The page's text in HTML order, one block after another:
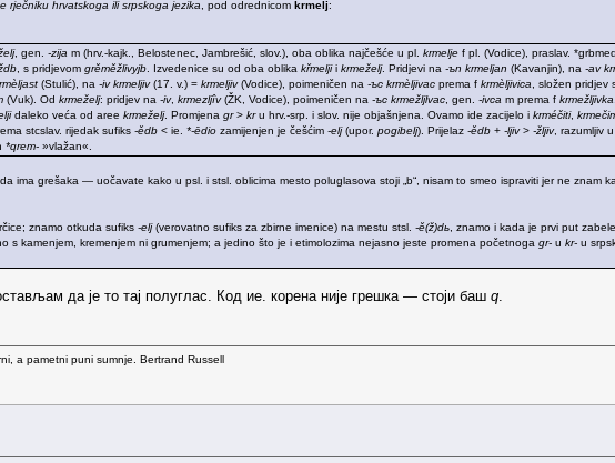
rječniku hrvatskoga ili srpskoga jezika , pod odrednicom krmelj:
, gen. -zija m (hrv.-kajk., Belostenec, Jambrešić, slov.), oba oblika najčešće u pl. krmelje f pl. (Vodice), praslav.
, s pridjevom grěměžlivyjb . Izvedenice su od oba oblika křmeljii krmeželj. Pridjevi na -ъn krmeljan (Kavanjin), na -av
(Stulić), na -iv krmeljiv(17. v.) = krmeljiv(Vodice), poimeničen na -ъс krmèljivac prema f krmèljivica , složen pridjev
(Vuk). Od krmeželj: pridjev na -iv, krmezljîv(ŽK, Vodice), poimeničen na -ъс krmežljlvac , gen. -ivca m prema f krmežljivka
daleko veća od aree krmeželj. Promjena gr> kru hrv.-srp. i slov. nije objašnjena. Ovamo ide zacijelo i krméčiti,
stcslav. rijedak sufiks -ědb < ie. *-ēdio zamijenjen je češćim -elj(upor. pogibelj). Prijelaz -ědb + -ljiv> -žljiv, razumljiv
*qrem- »vlažan«.
ima grešaka — uočavate kako u psl. i stsl. oblicima mesto poluglasova stoji „b“, nisam to smeo ispraviti jer ne znam
znamo otkuda sufiks -elj(verovatno sufiks za zbirne imenice) na mestu stsl. -ě(ž)dь , znamo i kada je prvi put
s kamenjem, kremenjem ni grumenjem; a jedino što je i etimolozima nejasno jeste promena početnoga gr- u kr- u
да је то тај полуглас. Код ие. корена није грешка — стоји баш q
a pametni puni sumnje. Bertrand Russell